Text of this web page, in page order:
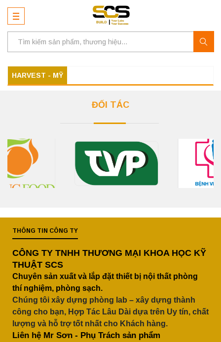
HARVEST - MỸ
ĐỐI TÁC
THÔNG TIN CÔNG TY
CÔNG TY TNHH THƯƠNG MẠI KHOA HỌC KỸ
THUẬT SCS
Chuyên sản xuất và lắp đặt thiết bị nội thất phòng
thí nghiệm, phòng sạch.
Chúng tôi xây dựng phòng lab – xây dựng thành
công cho bạn, Hợp Tác Lâu Dài dựa trên Uy tín, chất
lượng và hỗ trợ tốt nhất cho Khách hàng.
Liên hệ Mr Sơn - Phụ Trách sản phẩm